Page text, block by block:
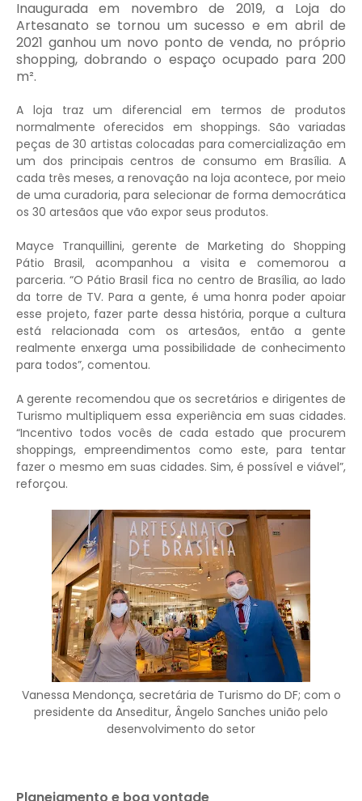
Inaugurada em novembro de 2019, a Loja do
Artesanato se tornou um sucesso e em abril de
2021 ganhou um novo ponto de venda, no próprio
shopping, dobrando o espaço ocupado para 200
m².
A loja traz um diferencial em termos de produtos
normalmente oferecidos em shoppings. São variadas
peças de 30 artistas colocadas para comercialização em
um dos principais centros de consumo em Brasília. A
cada três meses, a renovação na loja acontece, por meio
de uma curadoria, para selecionar de forma democrática
os 30 artesãos que vão expor seus produtos.
Mayce Tranquillini, gerente de Marketing do Shopping
Pátio Brasil, acompanhou a visita e comemorou a
parceria. “O Pátio Brasil fica no centro de Brasília, ao lado
da torre de TV. Para a gente, é uma honra poder apoiar
esse projeto, fazer parte dessa história, porque a cultura
está relacionada com os artesãos, então a gente
realmente enxerga uma possibilidade de conhecimento
para todos”, comentou.
A gerente recomendou que os secretários e dirigentes de
Turismo multipliquem essa experiência em suas cidades.
“Incentivo todos vocês de cada estado que procurem
shoppings, empreendimentos como este, para tentar
fazer o mesmo em suas cidades. Sim, é possível e viável”,
reforçou.
Vanessa Mendonça, secretária de Turismo do DF; com o
presidente da Anseditur, Ângelo Sanches união pelo
desenvolvimento do setor